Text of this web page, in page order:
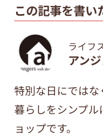
この記事を書い
ライフ
アン
特別な日にではな
暮らしをシンプ
ョップです。